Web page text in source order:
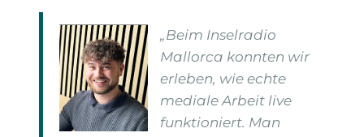
„Beim Inselradio
Mallorca konnten wir
erleben, wie echte
mediale Arbeit live
funktioniert. Man